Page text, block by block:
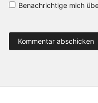
Benachrichtige mich